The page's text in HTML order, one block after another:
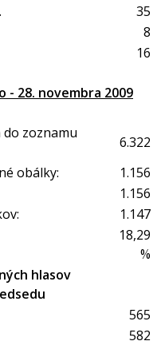
35
8
16
- 28. novembra 2009
zoznamu
6.322
obálky:
1.156
1.156
1.147
18,29
%
hlasov
565
582